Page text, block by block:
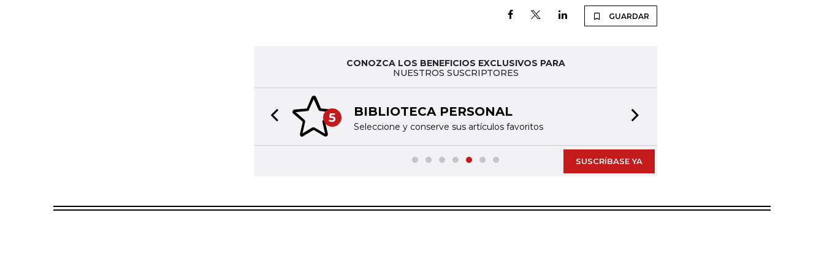
GUARDAR
CONOZCA LOS BENEFICIOS EXCLUSIVOS PARA
NUESTROS SUSCRIPTORES
5 BIBLIOTECA PERSONAL
Seleccione y conserve sus artículos favoritos
Previous slide
SUSCRÍBASE YA